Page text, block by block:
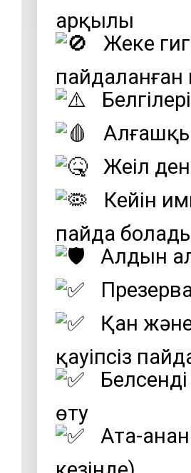
арқылы
Жеке
пайдаланған
Алғашқы
Жеңіл
Кейін
пайда
Алдын
Қан
қауіпсіз
өту
Ата-